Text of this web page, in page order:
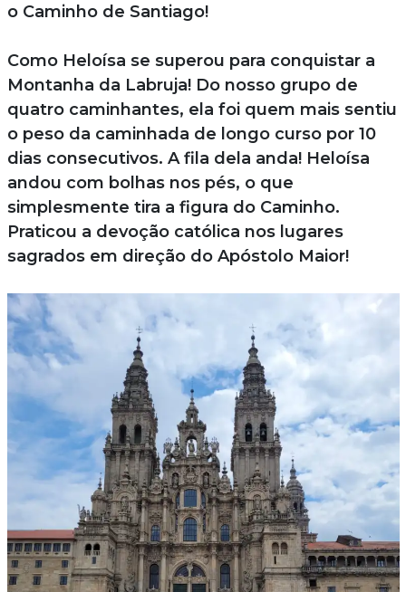
o Caminho de Santiago!
Como Heloísa se superou para conquistar a
Montanha da Labruja! Do nosso grupo de
quatro caminhantes, ela foi quem mais sentiu
o peso da caminhada de longo curso por 10
dias consecutivos. A fila dela anda! Heloísa
andou com bolhas nos pés, o que
simplesmente tira a figura do Caminho.
Praticou a devoção católica nos lugares
sagrados em direção do Apóstolo Maior!